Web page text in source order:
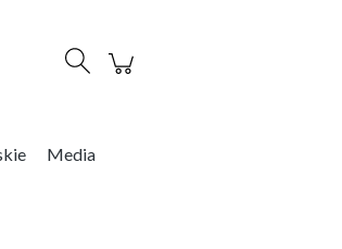
Media